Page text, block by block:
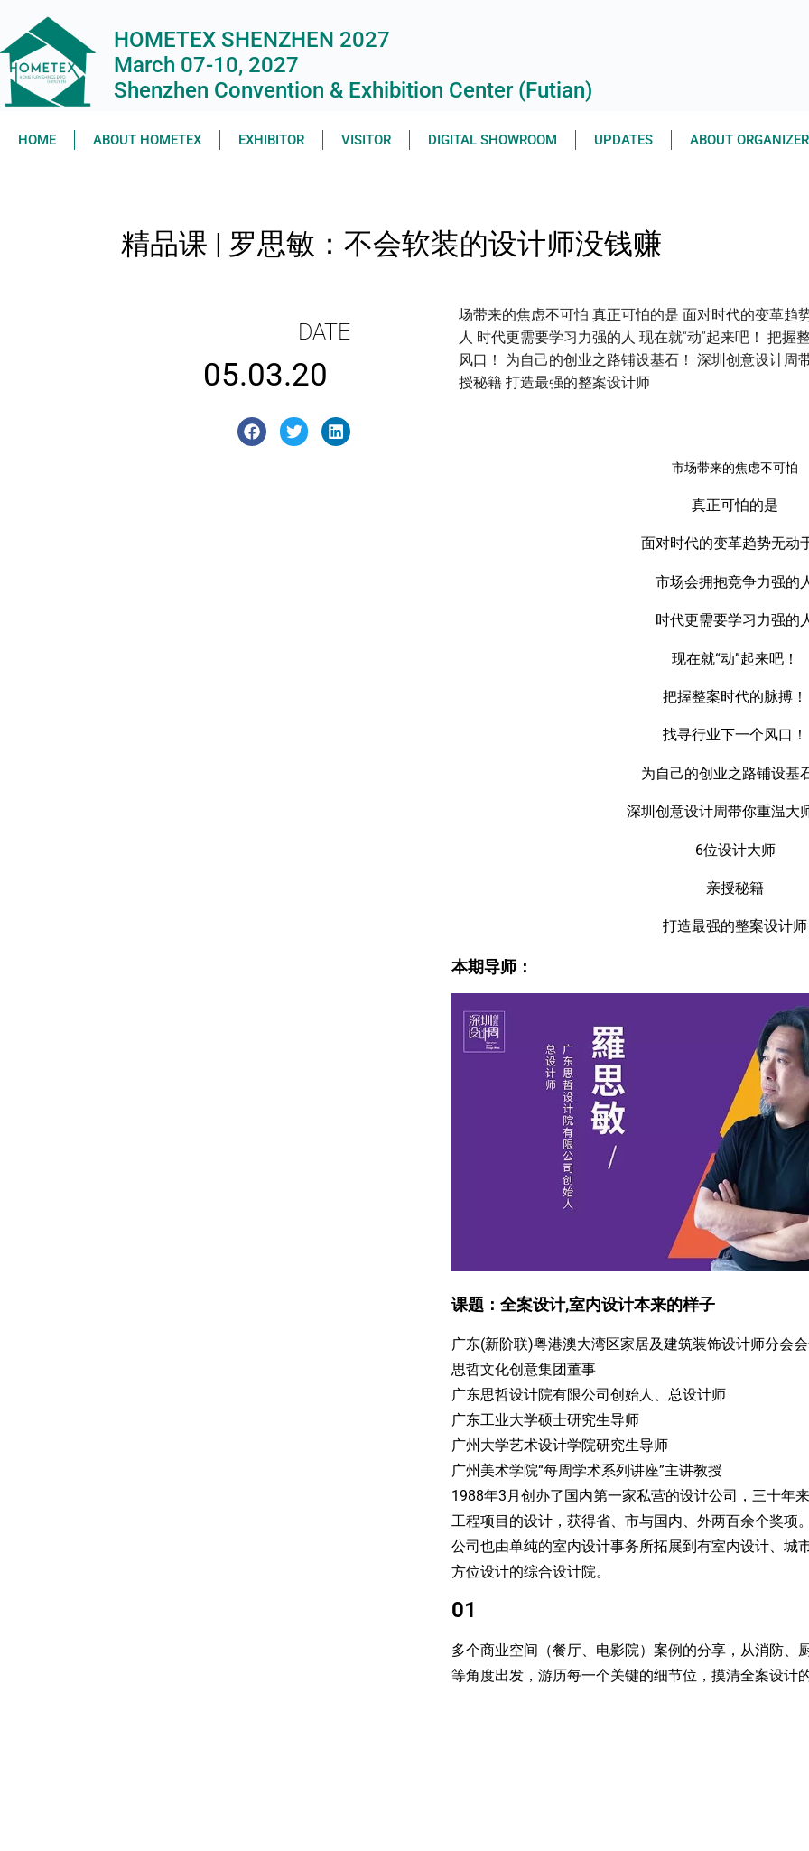
HOMETEX SHENZHEN 2027
March 07-10, 2027
Shenzhen Convention & Exhibition Center (Futian)
HOME ABOUT HOMETEX EXHIBITOR VISITOR DIGITAL SHOWROOM UPDATES ABOUT
精品课 | 罗思敏：不会软装的设计师没钱赚
DATE
05.03.20
场带来的焦虑不可怕 真正可怕的是 面对时代的变革趋
人 时代更需要学习力强的人 现在就“动”起来吧！ 把握
风口！ 为自己的创业之路铺设基石！ 深圳创意设计周
授秘籍 打造最强的整案设计师
市场带来的焦虑不可怕
真正可怕的是
面对时代的变革趋势无动
市场会拥抱竞争力强的
时代更需要学习力强的
现在就“动”起来吧！
把握整案时代的脉搏！
找寻行业下一个风口！
为自己的创业之路铺设基
深圳创意设计周带你重温大
6位设计大师
亲授秘籍
打造最强的整案设计师
本期导师：
课题：全案设计,室内设计本来的样子
广东(新阶联)粤港澳大湾区家居及建筑装饰设计师分会
思哲文化创意集团董事
广东思哲设计院有限公司创始人、总设计师
广东工业大学硕士研究生导师
广州大学艺术设计学院研究生导师
广州美术学院“每周学术系列讲座”主讲教授
1988年3月创办了国内第一家私营的设计公司，三十年
工程项目的设计，获得省、市与国内、外两百余个奖项
公司也由单纯的室内设计事务所拓展到有室内设计、城
方位设计的综合设计院。
01
多个商业空间（餐厅、电影院）案例的分享，从消防、
等角度出发，游历每一个关键的细节位，摸清全案设计